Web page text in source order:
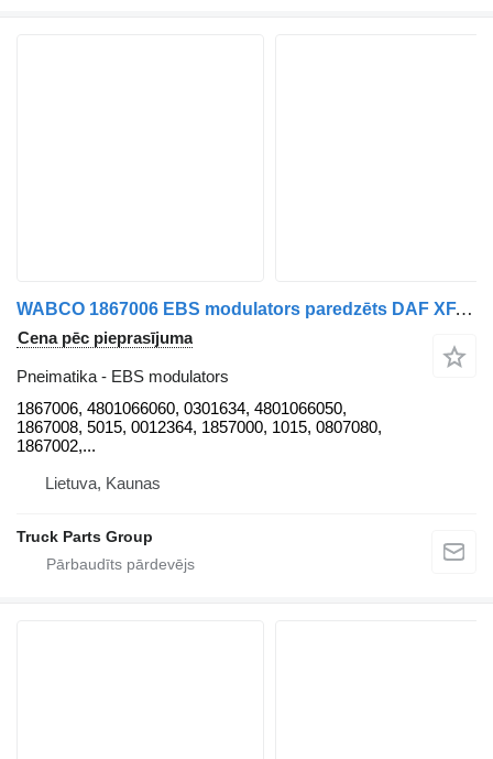
WABCO 1867006 EBS modulators paredzēts DAF XF, CF, 106XF vilcēja
Cena pēc pieprasījuma
Pneimatika - EBS modulators
1867006, 4801066060, 0301634, 4801066050,
1867008, 5015, 0012364, 1857000, 1015, 0807080,
1867002,...
Lietuva, Kaunas
Truck Parts Group